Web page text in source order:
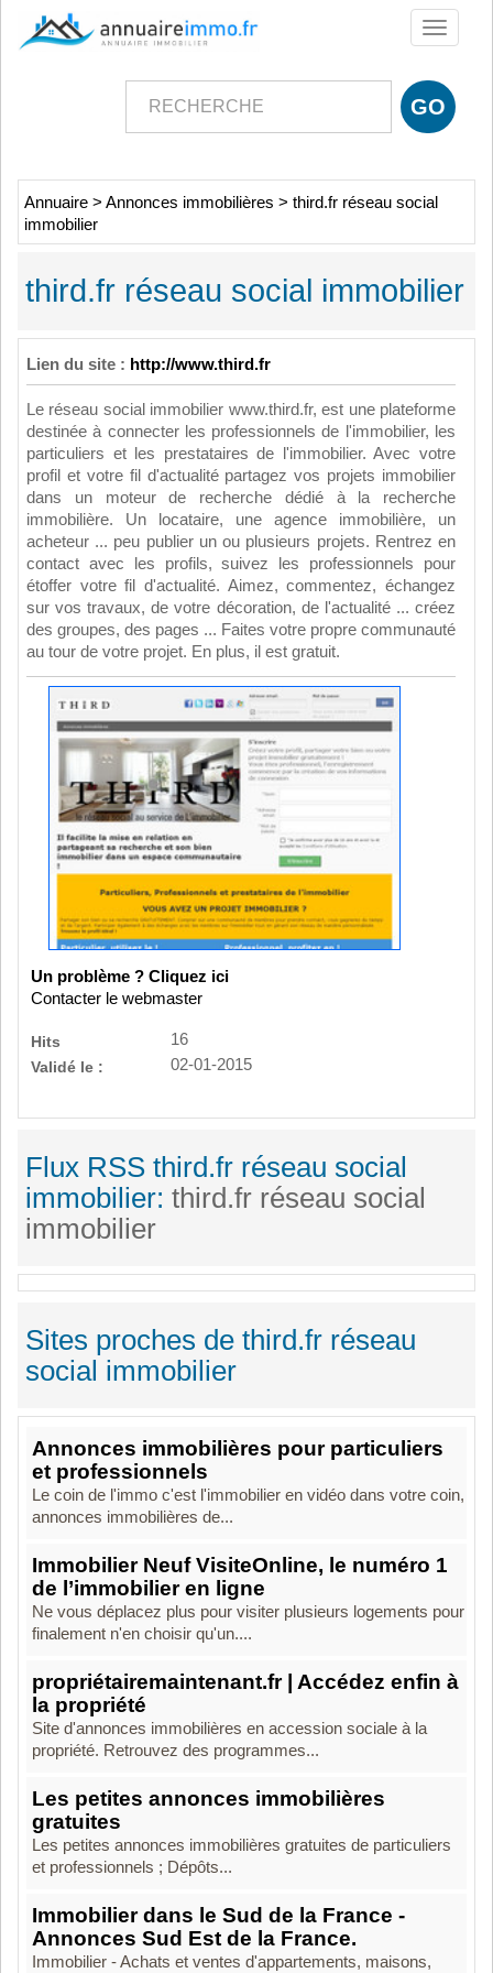
Toggle
Annuaire > Annonces immobilières > third.fr réseau social
immobilier
third.fr réseau social immobilier
Lien du site : http://www.third.fr
Le réseau social immobilier www.third.fr, est une plateforme
destinée à connecter les professionnels de l'immobilier, les
particuliers et les prestataires de l'immobilier. Avec votre
profil et votre fil d'actualité partagez vos projets immobilier
dans un moteur de recherche dédié à la recherche
immobilière. Un locataire, une agence immobilière, un
acheteur ... peu publier un ou plusieurs projets. Rentrez en
contact avec les profils, suivez les professionnels pour
étoffer votre fil d'actualité. Aimez, commentez, échangez
sur vos travaux, de votre décoration, de l'actualité ... créez
des groupes, des pages ... Faites votre propre communauté
au tour de votre projet. En plus, il est gratuit.
Un problème ? Cliquez ici
Contacter le webmaster
Hits
16
Validé le :
02-01-2015
Flux RSS third.fr réseau social
immobilier: third.fr réseau social
immobilier
Sites proches de third.fr réseau
social immobilier
Annonces immobilières pour particuliers
et professionnels
Le coin de l'immo c'est l'immobilier en vidéo dans votre coin,
annonces immobilières de...
Immobilier Neuf VisiteOnline, le numéro 1
de l’immobilier en ligne
Ne vous déplacez plus pour visiter plusieurs logements pour
finalement n'en choisir qu'un....
propriétairemaintenant.fr | Accédez enfin à
la propriété
Site d'annonces immobilières en accession sociale à la
propriété. Retrouvez des programmes...
Les petites annonces immobilières
gratuites
Les petites annonces immobilières gratuites de particuliers
et professionnels ; Dépôts...
Immobilier dans le Sud de la France -
Annonces Sud Est de la France.
Immobilier - Achats et ventes d'appartements, maisons,